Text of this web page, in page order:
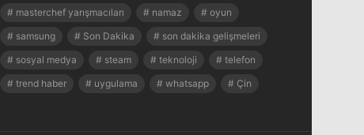
masterchef yarışmacıları
namaz
oyun
samsung
Son Dakika
son dakika gelişmeleri
sosyal medya
steam teknoloji
telefon
trend haber
uygulama whatsapp Çin